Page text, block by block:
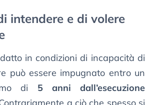
intendere e di volere
in condizioni di incapacità di
può essere impugnato entro un
di 5 anni dall’esecuzione